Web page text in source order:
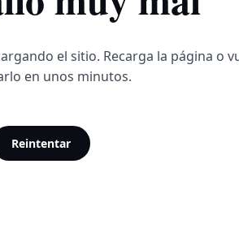
el sitio. Recarga la página o
en unos minutos.
Reintentar